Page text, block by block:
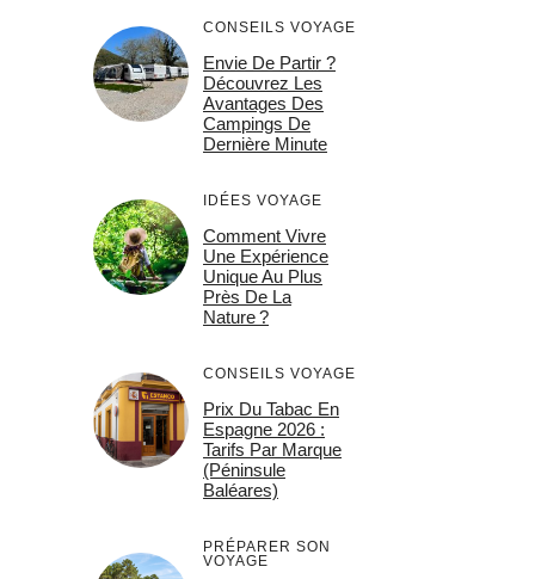
CONSEILS VOYAGE
Envie De Partir ?
Découvrez Les
Avantages Des
Campings De
Dernière Minute
IDÉES VOYAGE
Comment Vivre
Une Expérience
Unique Au Plus
Près De La
Nature ?
CONSEILS VOYAGE
Prix Du Tabac En
Espagne 2026 :
Tarifs Par Marque
(Péninsule
Baléares)
PRÉPARER SON
VOYAGE